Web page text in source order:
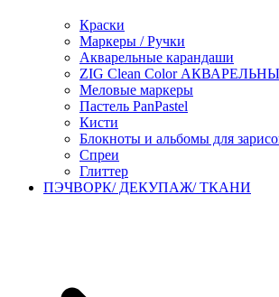
Краски
Маркеры / Ручки
Акварельные карандаши
ZIG Clean Color
Меловые маркеры
Пастель PanPastel
Кисти
Блокноты и альбомы для
Спреи
Глиттер
ПЭЧВОРК/ ДЕКУПАЖ/ ТКАНИ